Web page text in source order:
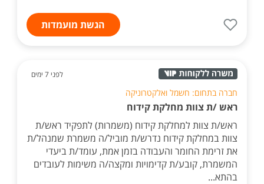
הגשת מועמדות
לפני 7 ימים
חברה בתחום: חשמל ואלקטרוניקה
ראש /ת צוות מחלקת קידוח
ראש/ת צוות למחלקת קידוח (משמרות) לתפקיד ראש/ת
צוות במחלקת קידוח נדרש/ת מוביל/ה משמרת שמנהל/ת
את זרימת החומר והעבודה בזמן אמת, עומד/ת ביעדי
המשמרת, קובע/ת קדימויות ומקצה/ה משימות לעובדים
בהתא...